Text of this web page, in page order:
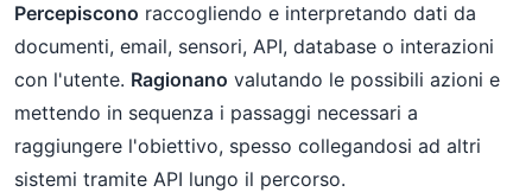
Percepiscono raccogliendo e interpretando dati da
documenti, email, sensori, API, database o interazioni
con l'utente. Ragionano valutando le possibili azioni e
mettendo in sequenza i passaggi necessari a
raggiungere l'obiettivo, spesso collegandosi ad altri
sistemi tramite API lungo il percorso.